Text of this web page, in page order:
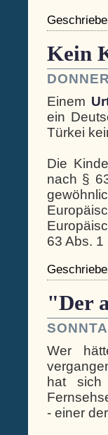
Kein
Einem
ein
Türkei
Die
nach §
63 Abs.
"Der
Wer
hat sich
- einer